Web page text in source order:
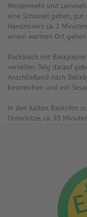
Weizenmehl und
eine Schüssel geben,
Handmixers ca. 2
einem warmen Ort gehen
Backblech mit
verteilen. Teig darauf
Anschließend nach
bestreichen und mit
In den kalten Backofen
Unterhitze, ca. 30